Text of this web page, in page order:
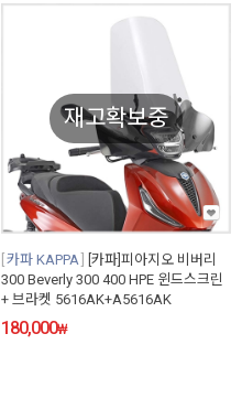
재고확보중
카파 KAPPA
[카파]피아지오 비버리
300 Beverly 300 400 HPE 윈드스크린
+ 브라켓 5616AK+A5616AK
180,000₩